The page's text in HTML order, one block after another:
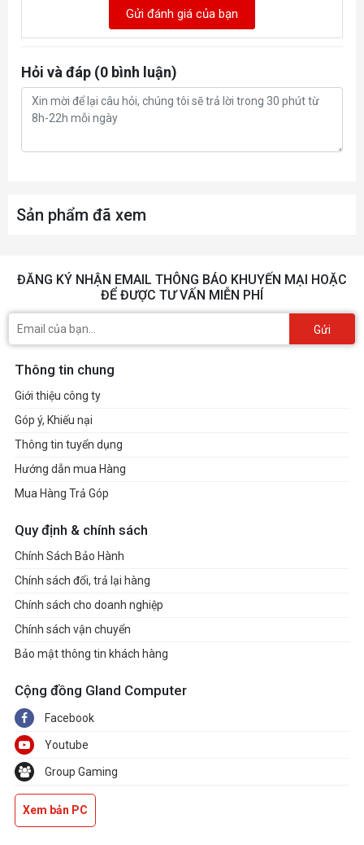
Gửi đánh giá của bạn
Hỏi và đáp (0 bình luận)
Sản phẩm đã xem
ĐĂNG KÝ NHẬN EMAIL THÔNG BÁO KHUYẾN MẠI HOẶC
ĐỂ ĐƯỢC TƯ VẤN MIỄN PHÍ
Gửi
Thông tin chung
Giới thiệu công ty
Góp ý, Khiếu nại
Thông tin tuyển dụng
Hướng dẫn mua Hàng
Mua Hàng Trả Góp
Quy định & chính sách
Chính Sách Bảo Hành
Chính sách đổi, trả lại hàng
Chính sách cho doanh nghiệp
Chính sách vận chuyển
Bảo mật thông tin khách hàng
Cộng đồng Gland Computer
Facebook
Youtube
Group Gaming
Xem bản PC